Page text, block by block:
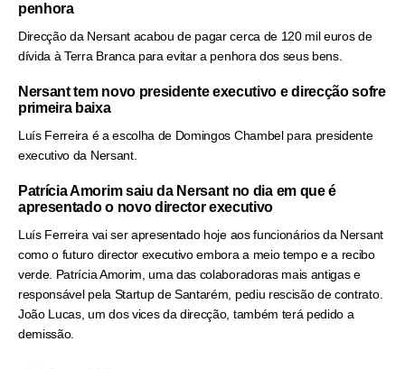
penhora
Direcção da Nersant acabou de pagar cerca de 120 mil euros de
dívida à Terra Branca para evitar a penhora dos seus bens.
Nersant tem novo presidente executivo e direcção sofre
primeira baixa
Luís Ferreira é a escolha de Domingos Chambel para presidente
executivo da Nersant.
Patrícia Amorim saiu da Nersant no dia em que é
apresentado o novo director executivo
Luís Ferreira vai ser apresentado hoje aos funcionários da Nersant
como o futuro director executivo embora a meio tempo e a recibo
verde. Patrícia Amorim, uma das colaboradoras mais antigas e
responsável pela Startup de Santarém, pediu rescisão de contrato.
João Lucas, um dos vices da direcção, também terá pedido a
demissão.